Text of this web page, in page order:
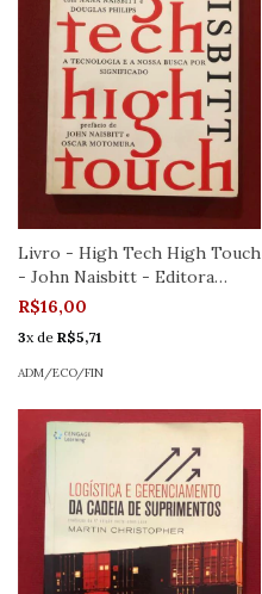
Livro - High Tech High Touch
- John Naisbitt - Editora
Cultrix
R$16,00
3x de R$5,71
ADM/ECO/FIN